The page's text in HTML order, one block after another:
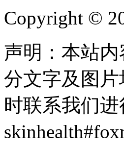
Copyright ©
声明：本站
分文字及图
时联系我们